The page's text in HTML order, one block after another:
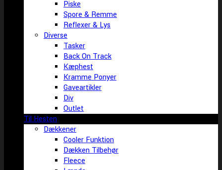
Piske
Spore & Remme
Reflexer & Lys
Diverse
Tasker
Back On Track
Kæphest
Kramme Ponyer
Gaveartikler
Div
Outlet
Til Hesten
Dækkener
Cooler Funktion
Dækken Tilbehør
Fleece